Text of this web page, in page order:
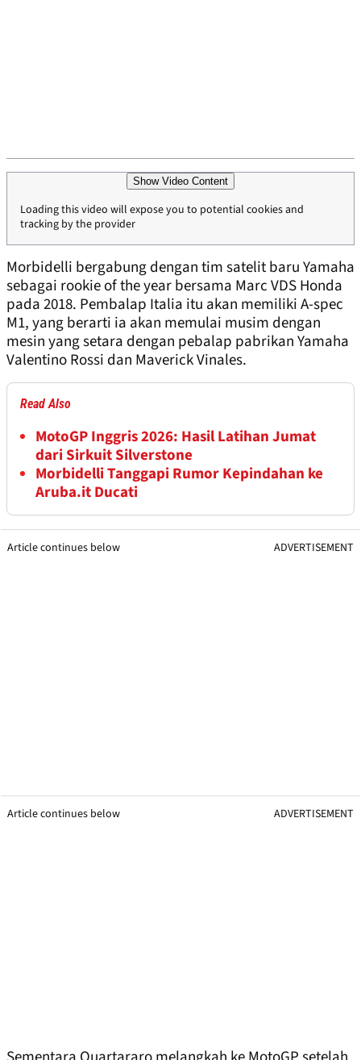
Show Video Content
Loading this video will expose you to potential cookies and
tracking by the provider
Morbidelli bergabung dengan tim satelit baru Yamaha
sebagai rookie of the year bersama Marc VDS Honda
pada 2018. Pembalap Italia itu akan memiliki A-spec
M1, yang berarti ia akan memulai musim dengan
mesin yang setara dengan pebalap pabrikan Yamaha
Valentino Rossi dan Maverick Vinales.
Read Also
MotoGP Inggris 2026: Hasil Latihan Jumat
dari Sirkuit Silverstone
Morbidelli Tanggapi Rumor Kepindahan ke
Aruba.it Ducati
Article continues below ADVERTISEMENT
Article continues below ADVERTISEMENT